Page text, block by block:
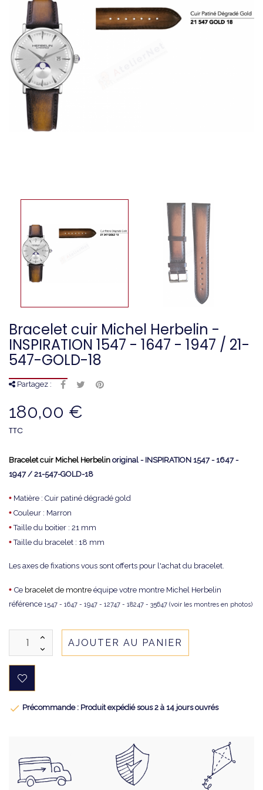
Bracelet cuir Michel Herbelin -
INSPIRATION 1547 - 1647 - 1947 / 21-
547-GOLD-18
Partagez :
180,00 €
TTC
Bracelet cuir Michel Herbelin original - INSPIRATION 1547 - 1647 -
1947 / 21-547-GOLD-18
• Matière : Cuir patiné dégradé gold
• Couleur : Marron
•Taille du boitier : 21 mm
•Taille du bracelet : 18 mm
Les axes de fixations vous sont offerts pour l'achat du bracelet.
• Ce bracelet de montre équipe votre montre Michel Herbelin
référence 1547 - 1647 - 1947 - 12747 - 18247 - 35647 (voir les montres en photos)
AJOUTER AU PANIER
 Précommande : Produit expédié sous 2 à 14 jours ouvrés